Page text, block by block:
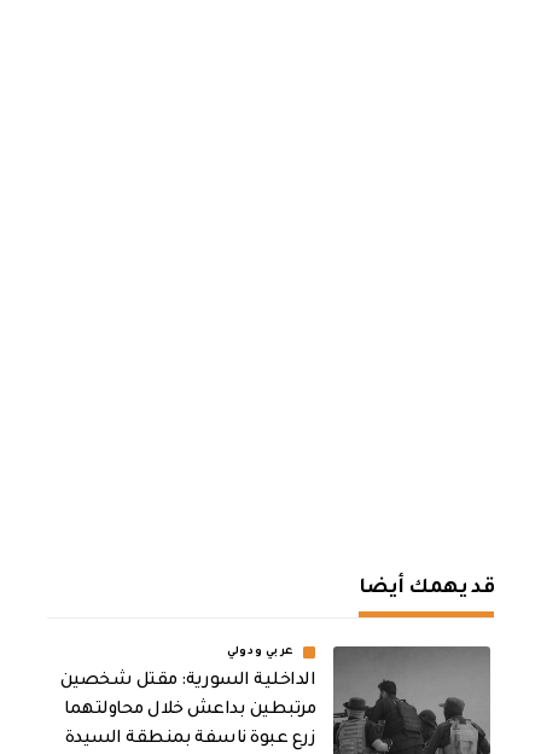
قد يهمك أيضا
عربي ودولي
الداخلية السورية: مقتل شخصين
مرتبطين بداعش خلال محاولتهما
زرع عبوة ناسفة بمنطقة السيدة